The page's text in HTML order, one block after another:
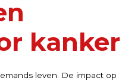
kanker
leven. De impact op